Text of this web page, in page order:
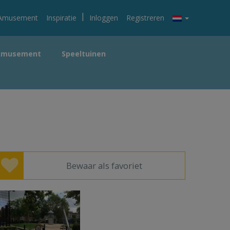
Inspiratie | Inloggen Registreren
Speeltuinen
Bewaar als favoriet